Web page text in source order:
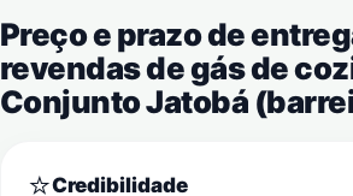
Preço e prazo de
revendas de gás de
Conjunto Jatobá
⭐Credibilidade